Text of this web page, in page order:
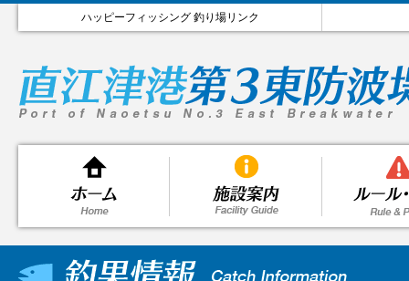
ハッピーフィッシング 釣り場リンク